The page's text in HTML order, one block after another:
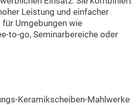
Leistung und einfacher
Umgebungen wie
to-go, Seminarbereiche oder
Keramikscheiben-Mahlwerke